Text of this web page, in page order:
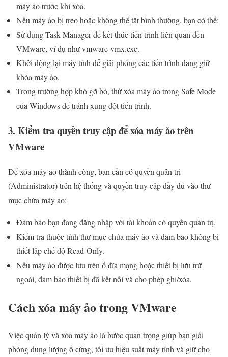
máy ảo trước khi xóa.
Nếu máy ảo bị treo hoặc không thể tắt bình thường, bạn có thể:
Sử dụng Task Manager để kết thúc tiến trình liên quan đến
VMware, ví dụ như vmware-vmx.exe.
Khởi động lại máy tính để giải phóng các tiến trình đang giữ
khóa máy ảo.
Trong trường hợp khó gỡ bỏ, thử xóa máy ảo trong Safe Mode
của Windows để tránh xung đột tiến trình.
3. Kiểm tra quyền truy cập để xóa máy ảo trên
VMware
Để xóa máy ảo thành công, bạn cần có quyền quản trị
(Administrator) trên hệ thống và quyền truy cập đầy đủ vào thư
mục chứa máy ảo:
Đảm bảo bạn đang đăng nhập với tài khoản có quyền quản trị.
Kiểm tra thuộc tính thư mục chứa máy ảo và đảm bảo không bị
thiết lập chế độ Read-Only.
Nếu máy ảo được lưu trên ổ đĩa mạng hoặc thiết bị lưu trữ
ngoài, đảm bảo thiết bị đã kết nối và cho phép ghi/xóa.
Cách xóa máy ảo trong VMware
Việc quản lý và xóa máy ảo là bước quan trọng giúp bạn giải
phóng dung lượng ổ cứng, tối ưu hiệu suất máy tính và giữ cho